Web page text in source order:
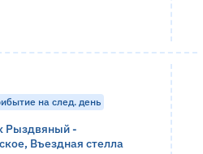
на след. день
Рыздвяный -
Въездная стелла